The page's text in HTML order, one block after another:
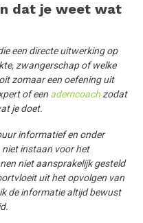
dat je weet wat
een directe uitwerking op
zwangerschap of welke
zomaar een oefening uit
of een ademcoachzodat
je doet.
informatief en onder
niet instaan voor het
niet aansprakelijk gesteld
uit het opvolgen van
de informatie altijd bewust